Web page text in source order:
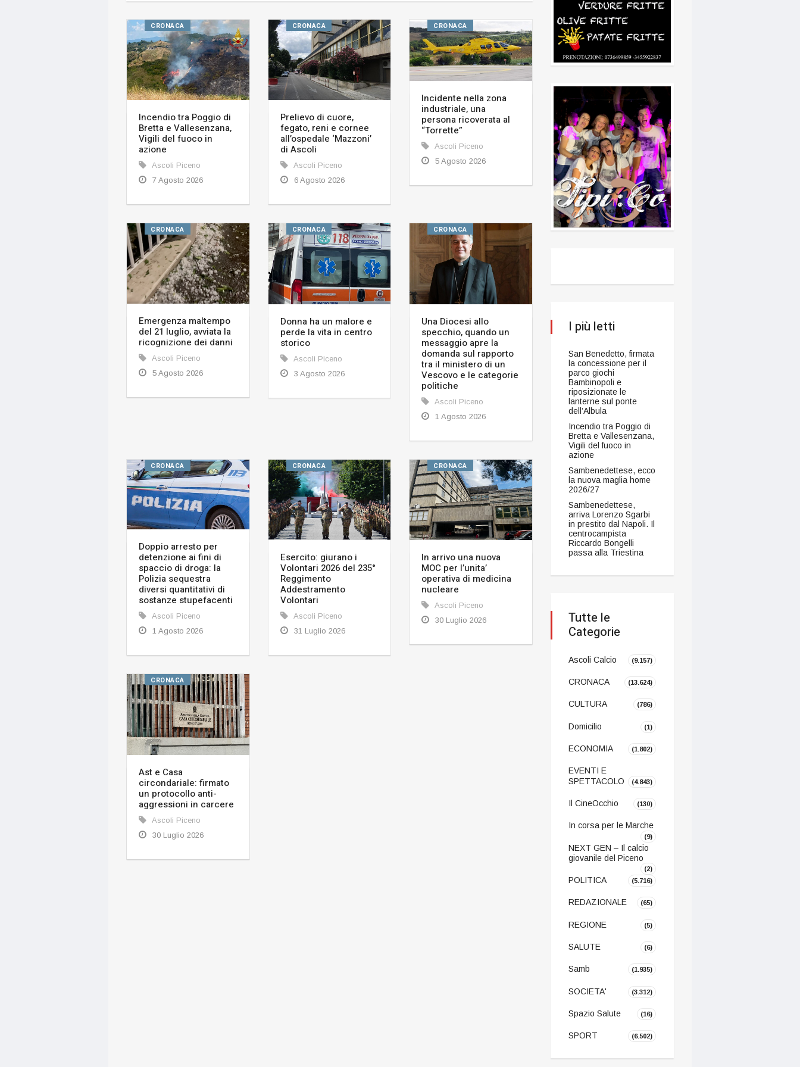
CRONACA
Incendio tra Poggio di
Bretta e Vallesenzana,
Vigili del fuoco in
azione
Ascoli Piceno
7 Agosto 2026
CRONACA
Prelievo di cuore,
fegato, reni e cornee
all’ospedale ‘Mazzoni’
di Ascoli
Ascoli Piceno
6 Agosto 2026
CRONACA
Incidente nella zona
industriale, una
persona ricoverata al
“Torrette”
Ascoli Piceno
5 Agosto 2026
CRONACA
Emergenza maltempo
del 21 luglio, avviata la
ricognizione dei danni
Ascoli Piceno
5 Agosto 2026
CRONACA
Donna ha un malore e
perde la vita in centro
storico
Ascoli Piceno
3 Agosto 2026
CRONACA
Una Diocesi allo
specchio, quando un
messaggio apre la
domanda sul rapporto
tra il ministero di un
Vescovo e le categorie
politiche
Ascoli Piceno
1 Agosto 2026
CRONACA
Doppio arresto per
detenzione ai fini di
spaccio di droga: la
Polizia sequestra
diversi quantitativi di
sostanze stupefacenti
Ascoli Piceno
1 Agosto 2026
CRONACA
Esercito: giurano i
Volontari 2026 del 235°
Reggimento
Addestramento
Volontari
Ascoli Piceno
31 Luglio 2026
CRONACA
In arrivo una nuova
MOC per l’unita’
operativa di medicina
nucleare
Ascoli Piceno
30 Luglio 2026
CRONACA
Ast e Casa
circondariale: firmato
un protocollo anti-
aggressioni in carcere
Ascoli Piceno
30 Luglio 2026
I più letti
San Benedetto, firmata
la concessione per il
parco giochi
Bambinopoli e
riposizionate le
lanterne sul ponte
dell’Albula
Incendio tra Poggio di
Bretta e Vallesenzana,
Vigili del fuoco in
azione
Sambenedettese, ecco
la nuova maglia home
2026/27
Sambenedettese,
arriva Lorenzo Sgarbi
in prestito dal Napoli. Il
centrocampista
Riccardo Bongelli
passa alla Triestina
Tutte le
Categorie
Ascoli Calcio (9.157)
CRONACA (13.624)
CULTURA (786)
Domicilio (1)
ECONOMIA (1.802)
EVENTI E
SPETTACOLO
(4.843)
Il CineOcchio (130)
In corsa per le Marche
(9)
NEXT GEN – Il calcio
giovanile del Piceno
(2)
POLITICA (5.716)
REDAZIONALE (65)
REGIONE (5)
SALUTE (6)
Samb (1.935)
SOCIETA' (3.312)
Spazio Salute (16)
SPORT (6.502)